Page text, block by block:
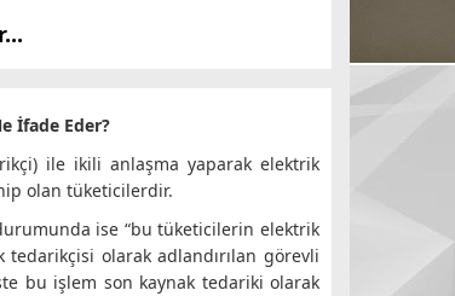
İfade Eder?
ile ikili anlaşma yaparak elektrik
olan tüketicilerdir.
ise “bu tüketicilerin elektrik
olarak adlandırılan görevli
bu işlem son kaynak tedariki olarak